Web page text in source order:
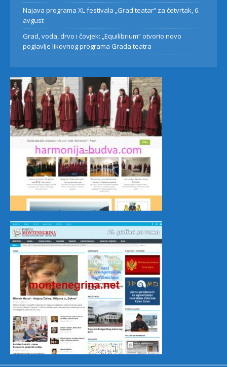
Najava programa XL festivala „Grad teatar“ za četvrtak, 6.
avgust
Grad, voda, drvo i čovjek: „Equilibrium“ otvorio novo
poglavlje likovnog programa Grada teatra